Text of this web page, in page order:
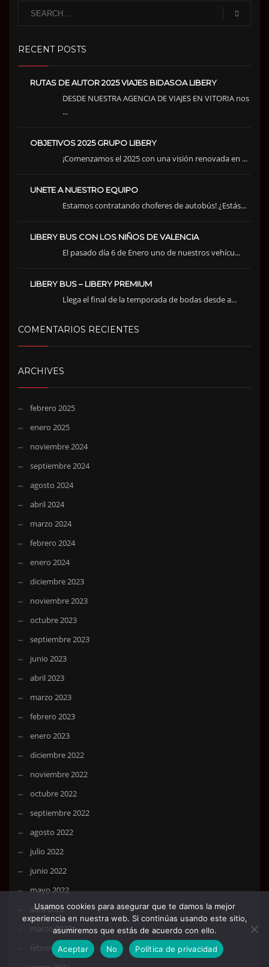
RECENT POSTS
RUTAS DE AUTOR 2025 VIAJES BIDASOA LIBERY
DESDE NUESTRA AGENCIA DE VIAJES EN VITORIA nos
...
OBJETIVOS 2025 GRUPO LIBERY
¡Comenzamos el 2025 con una visión renovada en ...
UNETE A NUESTRO EQUIPO
Estamos contratando choferes de autobús! ¿Estás...
LIBERY BUS CON LOS NIÑOS DE VALENCIA
El pasado día 6 de Enero uno de nuestros vehícu...
LIBERY BUS – LIBERY PREMIUM
Llega el final de la temporada de bodas desde a...
COMENTARIOS RECIENTES
ARCHIVES
febrero 2025
enero 2025
noviembre 2024
septiembre 2024
agosto 2024
abril 2024
marzo 2024
febrero 2024
enero 2024
diciembre 2023
noviembre 2023
octubre 2023
septiembre 2023
junio 2023
abril 2023
marzo 2023
febrero 2023
enero 2023
diciembre 2022
noviembre 2022
octubre 2022
septiembre 2022
agosto 2022
julio 2022
junio 2022
mayo 2022
abril 2022
marzo 2022
febrero 2022
Usamos cookies para asegurar que te damos la mejor
experiencia en nuestra web. Si continúas usando este sitio,
asumiremos que estás de acuerdo con ello.
Aceptar
No Política de privacidad